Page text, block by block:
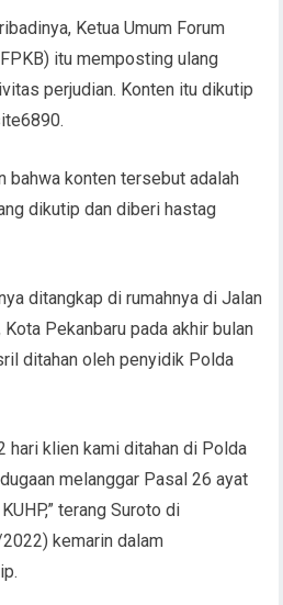
Ketua Umum Forum
itu memposting ulang
perjudian. Konten itu dikutip
bahwa konten tersebut adalah
dikutip dan diberi hastag
ditangkap di rumahnya di Jalan
Kota Pekanbaru pada akhir bulan
ditahan oleh penyidik Polda
hari klien kami ditahan di Polda
melanggar Pasal 26 ayat
terang Suroto di
kemarin dalam